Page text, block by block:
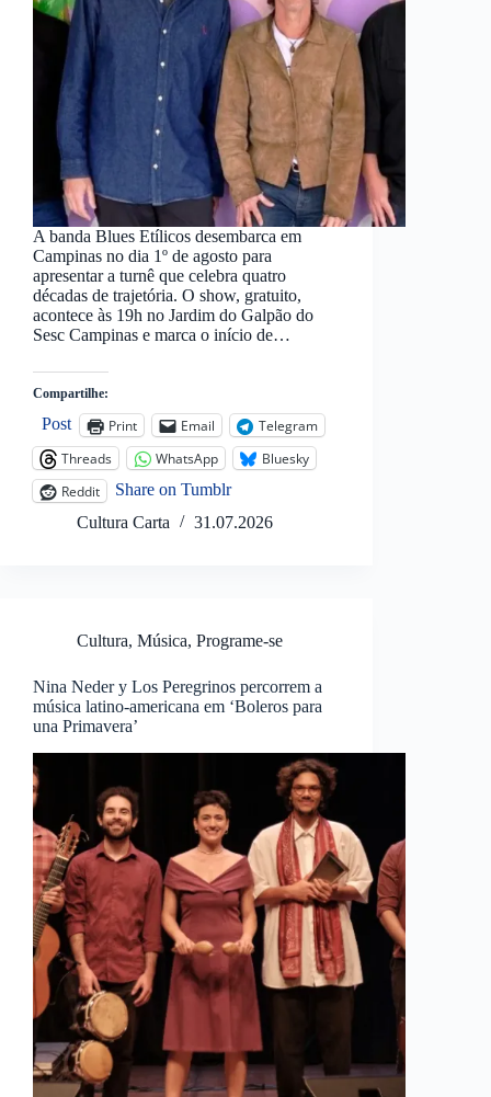
A banda Blues Etílicos desembarca em
Campinas no dia 1º de agosto para
apresentar a turnê que celebra quatro
décadas de trajetória. O show, gratuito,
acontece às 19h no Jardim do Galpão do
Sesc Campinas e marca o início de…
Compartilhe:
Post Print Email
Telegram
Threads
WhatsApp
Bluesky
Reddit
Share on Tumblr
Cultura Carta
31.07.2026
Cultura, Música, Programe-se
Nina Neder y Los Peregrinos percorrem a
música latino-americana em ‘Boleros para
una Primavera’